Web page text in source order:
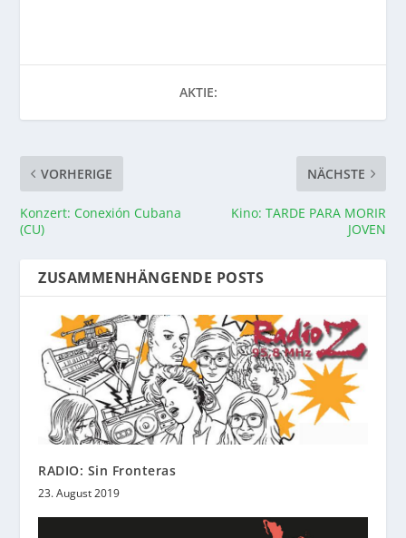
AKTIE:
VORHERIGE
Konzert: Conexión Cubana
(CU)
NÄCHSTE
Kino: TARDE PARA MORIR
JOVEN
ZUSAMMENHÄNGENDE POSTS
RADIO: Sin Fronteras
23. August 2019